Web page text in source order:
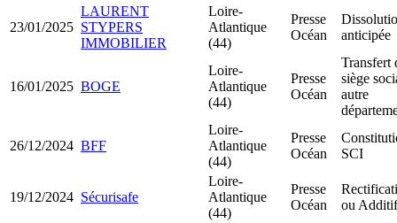
23/01/2025
LAURENT
STYPERS
IMMOBILIER
Loire-
Atlantique
(44)
Presse
Océan
anticipée
16/01/2025 BOGE
Loire-
Atlantique
(44)
Presse
Océan
Transfert
siège
autre
26/12/2024 BFF
Loire-
Atlantique
(44)
Presse
Océan
SCI
19/12/2024 Sécurisafe
Loire-
Atlantique
(44)
Presse
Océan
ou Additif